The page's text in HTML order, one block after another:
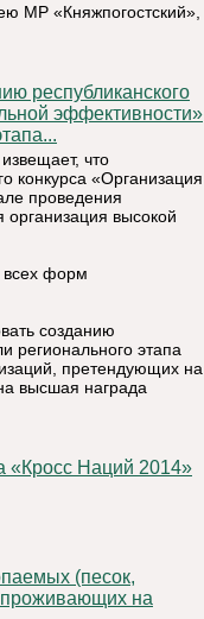
МР «Княжпогостский»,
эффективности»
что
конкурса «Организация
проведения
организация высокой
всех форм
созданию
регионального этапа
претендующих на
высшая награда
(песок,
проживающих на